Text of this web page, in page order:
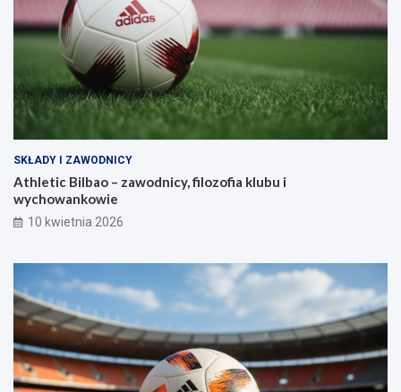
SKŁADY I ZAWODNICY
Athletic Bilbao – zawodnicy, filozofia klubu i
wychowankowie
10 kwietnia 2026